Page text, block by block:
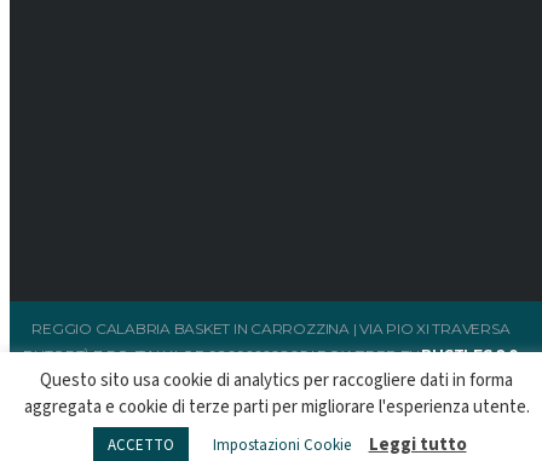
REGGIO CALABRIA BASKET IN CARROZZINA | VIA PIO XI TRAVERSA
PUTORTÌ, 7 RC, ITALY | C.F. 92096660805 | POWERED BYBUSTLES 2.0
Questo sito usa cookie di analytics per raccogliere dati in forma
aggregata e cookie di terze parti per migliorare l'esperienza utente.
ACCETTO Impostazioni Cookie Leggi tutto